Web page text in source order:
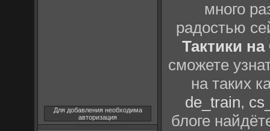
Для добавления необходима
авторизация
много
радостью
Тактики
сможете
на таких
de_train,
блоге